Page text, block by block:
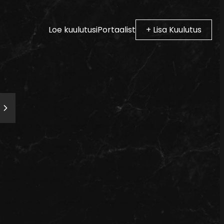
Loe kuulutusiPortaalist + Lisa Kuulutus